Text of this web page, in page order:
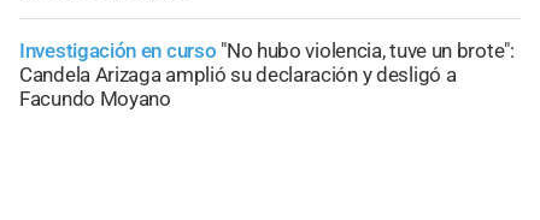
Investigación en curso "No hubo violencia, tuve un brote":
Candela Arizaga amplió su declaración y desligó a
Facundo Moyano